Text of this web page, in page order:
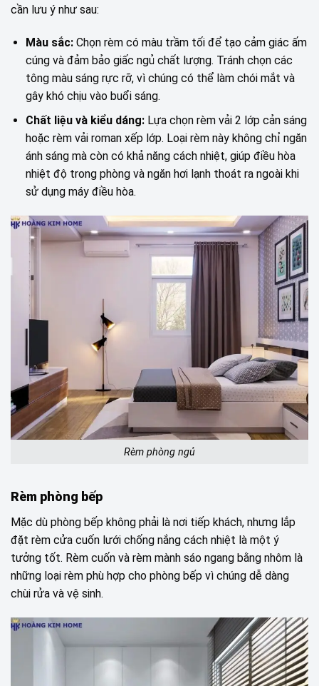
cần lưu ý như sau:
Màu sắc:Chọn rèm có màu trầm tối để tạo cảm giác ấm
cúng và đảm bảo giấc ngủ chất lượng. Tránh chọn các
tông màu sáng rực rỡ, vì chúng có thể làm chói mắt và
gây khó chịu vào buổi sáng.
Chất liệu và kiểu dáng:Lựa chọn rèm vải 2 lớp cản sáng
hoặc rèm vải roman xếp lớp. Loại rèm này không chỉ ngăn
ánh sáng mà còn có khả năng cách nhiệt, giúp điều hòa
nhiệt độ trong phòng và ngăn hơi lạnh thoát ra ngoài khi
sử dụng máy điều hòa.
Rèm phòng ngủ
Rèm phòng bếp
Mặc dù phòng bếp không phải là nơi tiếp khách, nhưng lắp
đặt rèm cửa cuốn lưới chống nắng cách nhiệt là một ý
tưởng tốt. Rèm cuốn và rèm mành sáo ngang bằng nhôm là
những loại rèm phù hợp cho phòng bếp vì chúng dễ dàng
chùi rửa và vệ sinh.